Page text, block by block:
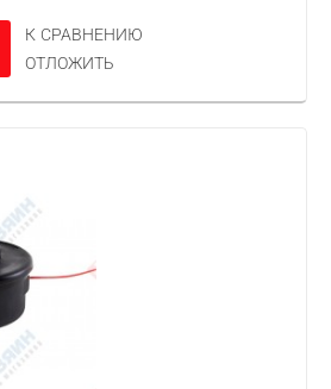
К СРАВНЕНИЮ
ОТЛОЖИТЬ